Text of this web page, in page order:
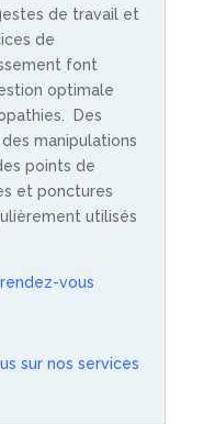
de travail et
de
font
optimale
Des
manipulations
points de
et ponctures
utilisés
vous
sur nos services